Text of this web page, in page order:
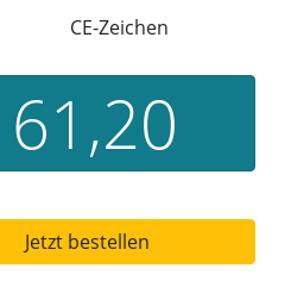
CE-Zeichen
Jetzt bestellen